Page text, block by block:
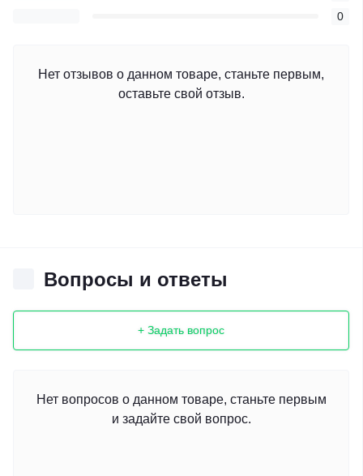
0
Нет отзывов о данном товаре, станьте первым,
оставьте свой отзыв.
Вопросы и ответы
+ Задать вопрос
Нет вопросов о данном товаре, станьте первым
и задайте свой вопрос.